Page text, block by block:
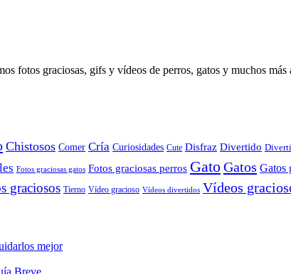
fotos graciosas, gifs y vídeos de perros, gatos y muchos más
Chistosos Comer Cría Curiosidades Cute Disfraz Divertido
Fotos graciosas gatos Fotos graciosas perros GatoGatos Gatos
graciosos Tierno Vídeo gracioso Vídeos divertidos Vídeos
mejor
Breve